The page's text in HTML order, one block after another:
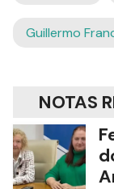
Guillermo
NOTAS